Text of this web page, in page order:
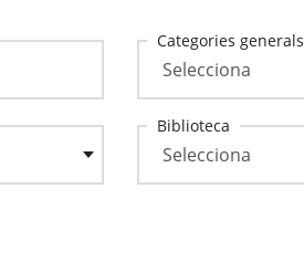
Categories generals
Biblioteca